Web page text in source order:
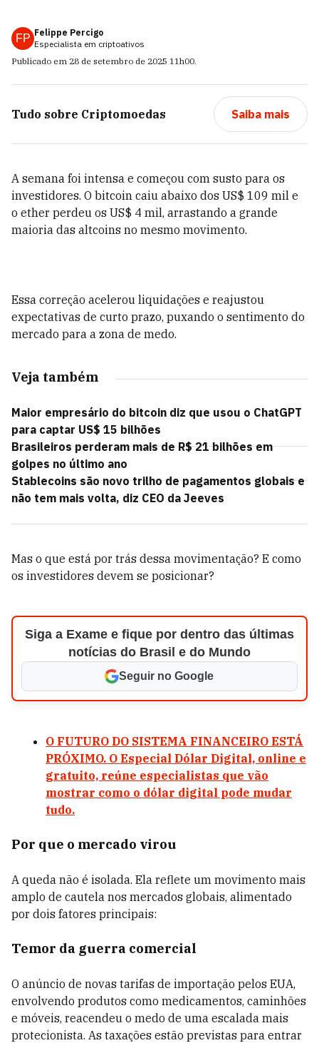
FP Felippe Percigo
Especialista em criptoativos
Publicado em 28 de setembro de 2025 11h00.
Tudo sobre Criptomoedas Saiba mais
A semana foi intensa e começou com susto para os
investidores. O bitcoin caiu abaixo dos US$ 109 mil e
o ether perdeu os US$ 4 mil, arrastando a grande
maioria das altcoins no mesmo movimento.
Essa correção acelerou liquidações e reajustou
expectativas de curto prazo, puxando o sentimento do
mercado para a zona de medo.
Veja também
Maior empresário do bitcoin diz que usou o ChatGPT
para captar US$ 15 bilhões
Brasileiros perderam mais de R$ 21 bilhões em
golpes no último ano
Stablecoins são novo trilho de pagamentos globais e
não tem mais volta, diz CEO da Jeeves
Mas o que está por trás dessa movimentação? E como
os investidores devem se posicionar?
Siga a Exame e fique por dentro das últimas
notícias do Brasil e do Mundo
Seguir no Google
O FUTURO DO SISTEMA FINANCEIRO ESTÁ
PRÓXIMO. O Especial Dólar Digital, online e
gratuito, reúne especialistas que vão
mostrar como o dólar digital pode mudar
tudo.
Por que o mercado virou
A queda não é isolada. Ela reflete um movimento mais
amplo de cautela nos mercados globais, alimentado
por dois fatores principais:
Temor da guerra comercial
O anúncio de novas tarifas de importação pelos EUA,
envolvendo produtos como medicamentos, caminhões
e móveis, reacendeu o medo de uma escalada mais
protecionista. As taxações estão previstas para entrar